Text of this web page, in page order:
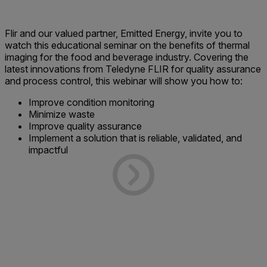
Flir and our valued partner, Emitted Energy, invite you to
watch this educational seminar on the benefits of thermal
imaging for the food and beverage industry. Covering the
latest innovations from Teledyne FLIR for quality assurance
and process control, this webinar will show you how to:
Improve condition monitoring
Minimize waste
Improve quality assurance
Implement a solution that is reliable, validated, and
impactful